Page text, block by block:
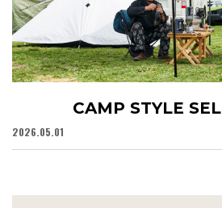
CAMP STYLE
2026.05.01